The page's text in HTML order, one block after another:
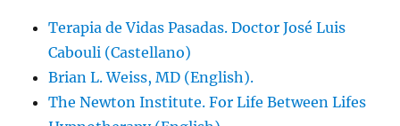
Terapia de Vidas Pasadas. Doctor José Luis
Cabouli (Castellano)
Brian L. Weiss, MD (English).
The Newton Institute. For Life Between Lifes